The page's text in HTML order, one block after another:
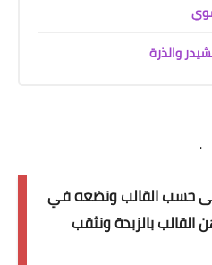
والذرة
.
حسب القالب ونضعه في
القالب بالزبدة ونثقب